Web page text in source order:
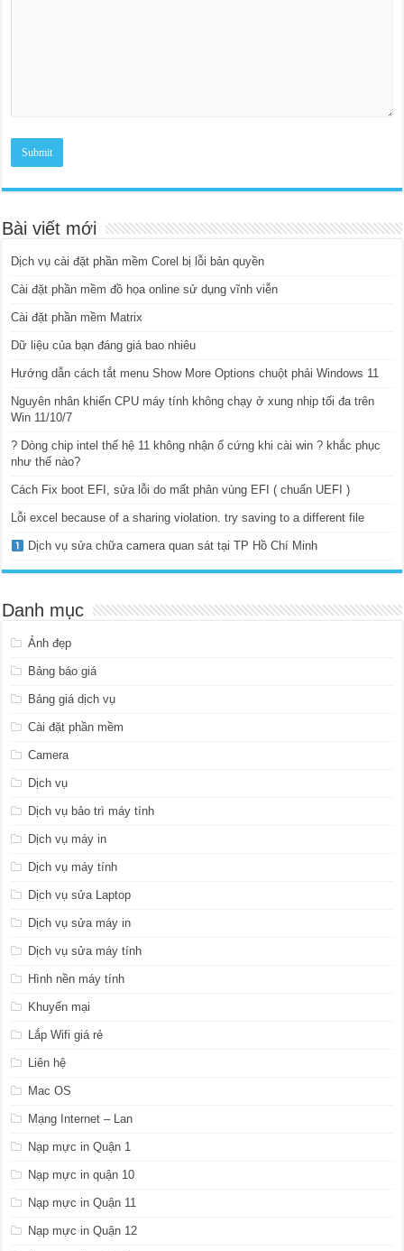
Bài viết mới
Dịch vụ cài đặt phần mềm Corel bị lỗi bản quyền
Cài đặt phần mềm đồ họa online sử dụng vĩnh viễn
Cài đặt phần mềm Matrix
Dữ liệu của bạn đáng giá bao nhiêu
Hướng dẫn cách tắt menu Show More Options chuột phải Windows 11
Nguyên nhân khiến CPU máy tính không chạy ở xung nhịp tối đa trên
Win 11/10/7
? Dòng chip intel thế hệ 11 không nhận ổ cứng khi cài win ? khắc phục
như thế nào?
Cách Fix boot EFI, sửa lỗi do mất phân vùng EFI ( chuẩn UEFI )
Lỗi excel because of a sharing violation. try saving to a different file
Dịch vụ sửa chữa camera quan sát tại TP Hồ Chí Minh
Danh mục
Ảnh đẹp
Bảng báo giá
Bảng giá dịch vụ
Cài đặt phần mềm
Camera
Dịch vụ
Dịch vụ bảo trì máy tính
Dịch vụ máy in
Dịch vụ máy tính
Dịch vụ sửa Laptop
Dịch vụ sửa máy in
Dịch vụ sửa máy tính
Hình nền máy tính
Khuyến mại
Lắp Wifi giá rẻ
Liên hệ
Mac OS
Mạng Internet – Lan
Nạp mực in Quận 1
Nạp mực in quận 10
Nạp mực in Quận 11
Nạp mực in Quận 12